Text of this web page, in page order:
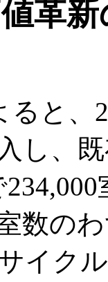
革
と、
し、
数の
イク